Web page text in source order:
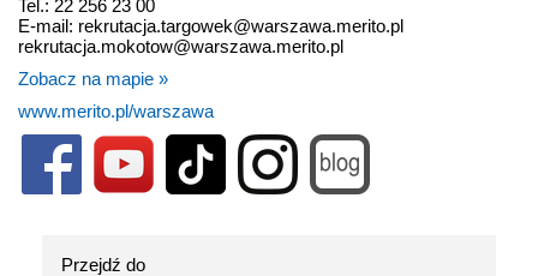
Tel.: 22 256 23 00
E-mail: rekrutacja.targowek@warszawa.merito.pl
rekrutacja.mokotow@warszawa.merito.pl
Zobacz na mapie »
www.merito.pl/warszawa
Przejdź do